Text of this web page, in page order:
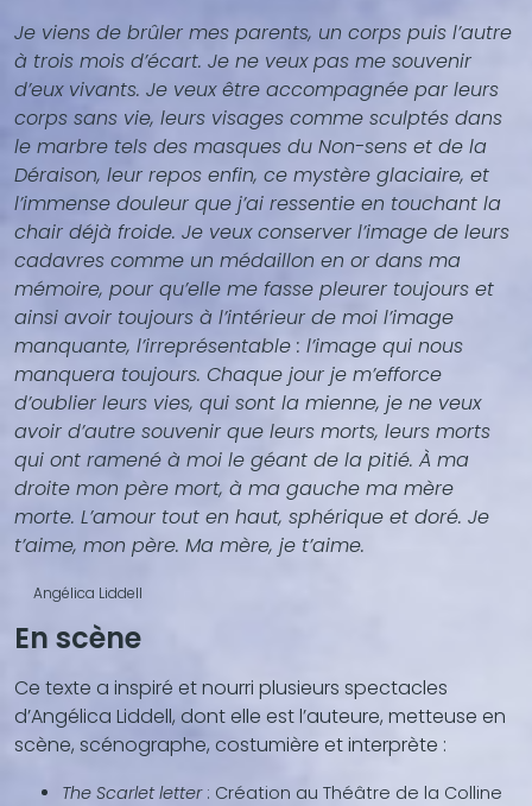
Je viens de brûler mes parents, un corps puis l’autre
à trois mois d’écart. Je ne veux pas me souvenir
d’eux vivants. Je veux être accompagnée par leurs
corps sans vie, leurs visages comme sculptés dans
le marbre tels des masques du Non-sens et de la
Déraison, leur repos enfin, ce mystère glaciaire, et
l’immense douleur que j’ai ressentie en touchant la
chair déjà froide. Je veux conserver l’image de leurs
cadavres comme un médaillon en or dans ma
mémoire, pour qu’elle me fasse pleurer toujours et
ainsi avoir toujours à l’intérieur de moi l’image
manquante, l’irreprésentable : l’image qui nous
manquera toujours. Chaque jour je m’efforce
d’oublier leurs vies, qui sont la mienne, je ne veux
avoir d’autre souvenir que leurs morts, leurs morts
qui ont ramené à moi le géant de la pitié. À ma
droite mon père mort, à ma gauche ma mère
morte. L’amour tout en haut, sphérique et doré. Je
t’aime, mon père. Ma mère, je t’aime.
Angélica Liddell
En scène
Ce texte a inspiré et nourri plusieurs spectacles
d’Angélica Liddell, dont elle est l’auteure, metteuse en
scène, scénographe, costumière et interprète :
The Scarlet letter : Création au Théâtre de la Colline